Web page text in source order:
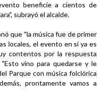
beneficie a cientos de
subrayó el alcalde.
que "la música fue de primer
locales, el evento en sí ya es
contentos por la respuesta
vino para quedarse y le
Parque con música folclórica
prontamente vamos a